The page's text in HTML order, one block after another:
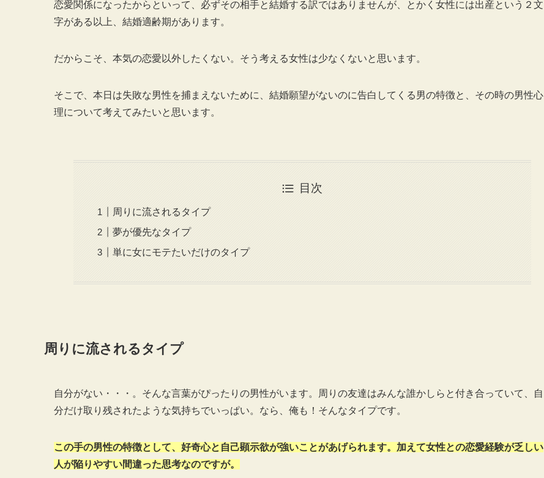
恋愛関係になったからといって、必ずその相手と結婚する訳ではありませんが、とかく女性には出産という２文
字がある以上、結婚適齢期があります。
だからこそ、本気の恋愛以外したくない。そう考える女性は少なくないと思います。
そこで、本日は失敗な男性を捕まえないために、結婚願望がないのに告白してくる男の特徴と、その時の男性心
理について考えてみたいと思います。
目次
周りに流されるタイプ
夢が優先なタイプ
単に女にモテたいだけのタイプ
周りに流されるタイプ
自分がない・・・。そんな言葉がぴったりの男性がいます。周りの友達はみんな誰かしらと付き合っていて、自
分だけ取り残されたような気持ちでいっぱい。なら、俺も！そんなタイプです。
この手の男性の特徴として、好奇心と自己顕示欲が強いことがあげられます。加えて女性との恋愛経験が乏しい
人が陥りやすい間違った思考なのですが。